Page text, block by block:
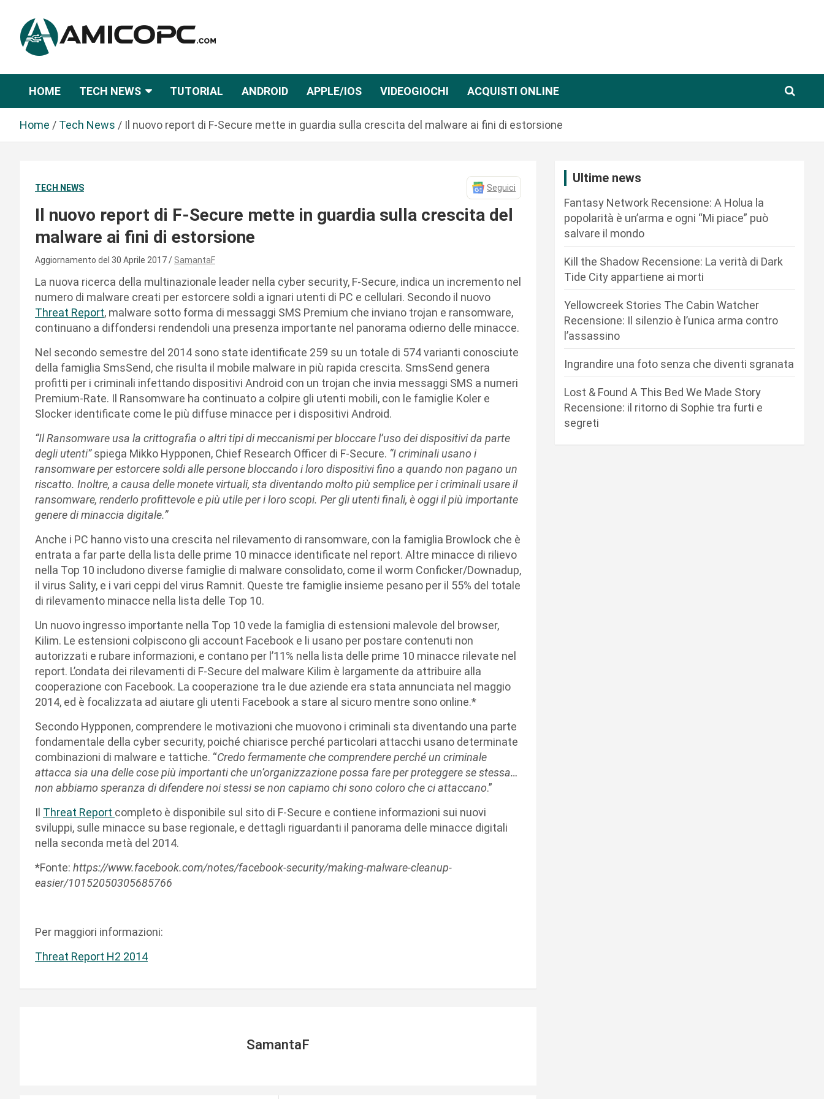
n
Amicopc.com
HOME TECH NEWS TUTORIAL ANDROID APPLE/IOS VIDEOGIOCHI ACQUISTI ONLINE
Home Tech News Il nuovo report di F-Secure mette in guardia sulla crescita del malware ai fini di estorsione
TECH NEWS Seguici
Il nuovo report di F-Secure mette in guardia sulla crescita del
malware ai fini di estorsione
Aggiornamento del 30 Aprile 2017 SamantaF
La nuova ricerca della multinazionale leader nella cyber security, F-Secure, indica un incremento nel
numero di malware creati per estorcere soldi a ignari utenti di PC e cellulari. Secondo il nuovo
Threat Report, malware sotto forma di messaggi SMS Premium che inviano trojan e ransomware,
continuano a diffondersi rendendoli una presenza importante nel panorama odierno delle minacce.
Nel secondo semestre del 2014 sono state identificate 259 su un totale di 574 varianti conosciute
della famiglia SmsSend, che risulta il mobile malware in più rapida crescita. SmsSend genera
profitti per i criminali infettando dispositivi Android con un trojan che invia messaggi SMS a numeri
Premium-Rate. Il Ransomware ha continuato a colpire gli utenti mobili, con le famiglie Koler e
Slocker identificate come le più diffuse minacce per i dispositivi Android.
“Il Ransomware usa la crittografia o altri tipi di meccanismi per bloccare l’uso dei dispositivi da parte
degli utenti”spiega Mikko Hypponen, Chief Research Officer di F-Secure. “I criminali usano i
ransomware per estorcere soldi alle persone bloccando i loro dispositivi fino a quando non pagano un
riscatto. Inoltre, a causa delle monete virtuali, sta diventando molto più semplice per i criminali usare il
ransomware, renderlo profittevole e più utile per i loro scopi. Per gli utenti finali, è oggi il più importante
genere di minaccia digitale.”
Anche i PC hanno visto una crescita nel rilevamento di ransomware, con la famiglia Browlock che è
entrata a far parte della lista delle prime 10 minacce identificate nel report. Altre minacce di rilievo
nella Top 10 includono diverse famiglie di malware consolidato, come il worm Conficker/Downadup,
il virus Sality, e i vari ceppi del virus Ramnit. Queste tre famiglie insieme pesano per il 55% del totale
di rilevamento minacce nella lista delle Top 10.
Un nuovo ingresso importante nella Top 10 vede la famiglia di estensioni malevole del browser,
Kilim. Le estensioni colpiscono gli account Facebook e li usano per postare contenuti non
autorizzati e rubare informazioni, e contano per l’11% nella lista delle prime 10 minacce rilevate nel
report. L’ondata dei rilevamenti di F-Secure del malware Kilim è largamente da attribuire alla
cooperazione con Facebook. La cooperazione tra le due aziende era stata annunciata nel maggio
2014, ed è focalizzata ad aiutare gli utenti Facebook a stare al sicuro mentre sono online.*
Secondo Hypponen, comprendere le motivazioni che muovono i criminali sta diventando una parte
fondamentale della cyber security, poiché chiarisce perché particolari attacchi usano determinate
combinazioni di malware e tattiche. “Credo fermamente che comprendere perché un criminale
attacca sia una delle cose più importanti che un’organizzazione possa fare per proteggere se stessa…
non abbiamo speranza di difendere noi stessi se non capiamo chi sono coloro che ci attaccano.”
Il Threat Report completo è disponibile sul sito di F-Secure e contiene informazioni sui nuovi
sviluppi, sulle minacce su base regionale, e dettagli riguardanti il panorama delle minacce digitali
nella seconda metà del 2014.
*Fonte: https://www.facebook.com/notes/facebook-security/making-malware-cleanup-
easier/10152050305685766
Per maggiori informazioni:
Threat Report H2 2014
SamantaF
Ultime news
Fantasy Network Recensione: A Holua la
popolarità è un’arma e ogni “Mi piace” può
salvare il mondo
Kill the Shadow Recensione: La verità di Dark
Tide City appartiene ai morti
Yellowcreek Stories The Cabin Watcher
Recensione: Il silenzio è l’unica arma contro
l’assassino
Ingrandire una foto senza che diventi sgranata
Lost & Found A This Bed We Made Story
Recensione: il ritorno di Sophie tra furti e
segreti